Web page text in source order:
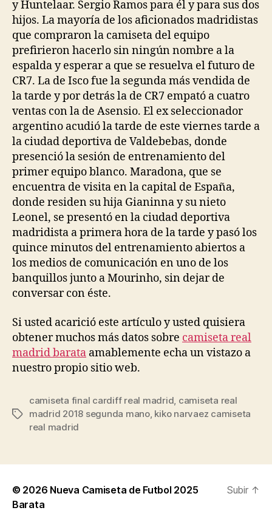
y Huntelaar. Sergio Ramos para él y para sus dos
hijos. La mayoría de los aficionados madridistas
que compraron la camiseta del equipo
prefirieron hacerlo sin ningún nombre a la
espalda y esperar a que se resuelva el futuro de
CR7. La de Isco fue la segunda más vendida de
la tarde y por detrás la de CR7 empató a cuatro
ventas con la de Asensio. El ex seleccionador
argentino acudió la tarde de este viernes tarde a
la ciudad deportiva de Valdebebas, donde
presenció la sesión de entrenamiento del
primer equipo blanco. Maradona, que se
encuentra de visita en la capital de España,
donde residen su hija Gianinna y su nieto
Leonel, se presentó en la ciudad deportiva
madridista a primera hora de la tarde y pasó los
quince minutos del entrenamiento abiertos a
los medios de comunicación en uno de los
banquillos junto a Mourinho, sin dejar de
conversar con éste.
Si usted acarició este artículo y usted quisiera
obtener muchos más datos sobre camiseta real
madrid barata amablemente echa un vistazo a
nuestro propio sitio web.
Etiquetas
camiseta final cardiff real madrid camiseta real
madrid 2018 segunda mano, kiko narvaez camiseta
real madrid
© 2026 Nueva Camiseta de Futbol 2025
Barata
Subir ↑